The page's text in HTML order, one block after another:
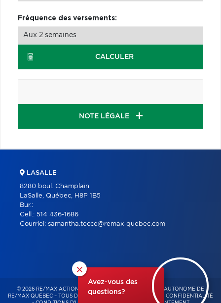
Fréquence des versements:
CALCULER
NOTE LÉGALE
×
Avez-vous des
questions?
LASALLE
8280 boul. Champlain
LaSalle, Québec, H8P 1B5
Bur.:
Cell.: 514 436-1686
Courriel: samantha.tecce@remax-quebec.com
© 2026 RE/MAX ACTION – FRANCHISÉ INDÉPENDANT ET AUTONOME DE
RE/MAX QUÉBEC – TOUS DROITS RÉSERVÉS -
POLITIQUE DE CONFIDENTIALITÉ